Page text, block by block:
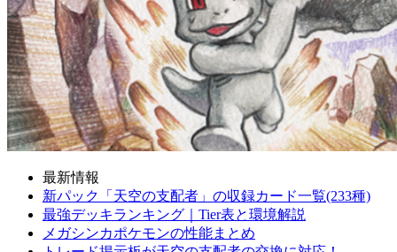
最新情報
新パック「天空の支配者」の収録カード一覧(233種)
最強デッキランキング｜Tier表と環境解説
メガシンカポケモンの性能まとめ